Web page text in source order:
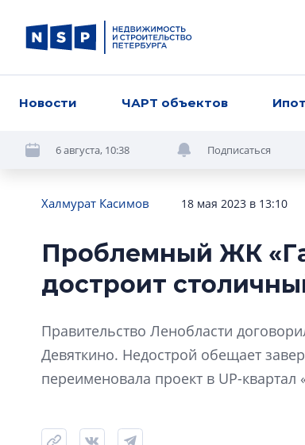
Новости ЧАРТ объектов
6 августа, 10:38 Подписаться
Халмурат Касимов 18 мая 2023 в 13:10
Проблемный ЖК
достроит
Правительство Ленобласти
Девяткино. Недострой обещает
переименовала проект в UP-квартал